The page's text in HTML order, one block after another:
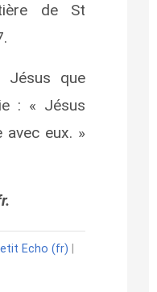
de St
Jésus que
: « Jésus
avec eux. »
Echo (fr)